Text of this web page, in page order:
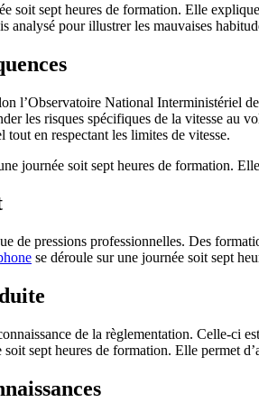
soit sept heures de formation. Elle
pour illustrer les mauvaises
l’Observatoire National Interministériel
les risques spécifiques de la vitesse au
en respectant les limites de vitesse.
journée soit sept heures de formation.
de pressions professionnelles. Des
se déroule sur une journée soit sept
de la règlementation. Celle-ci
sept heures de formation. Elle permet